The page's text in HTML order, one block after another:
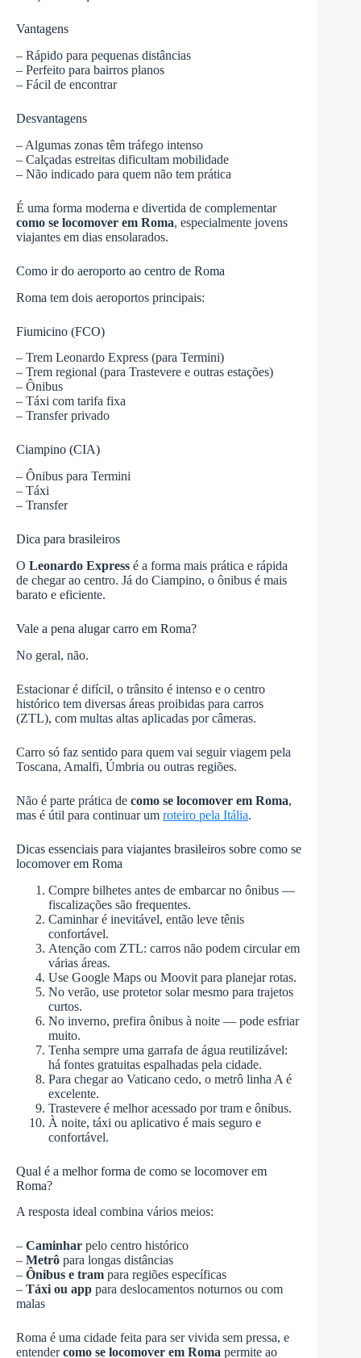
Vantagens
– Rápido para pequenas distâncias
– Perfeito para bairros planos
– Fácil de encontrar
Desvantagens
– Algumas zonas têm tráfego intenso
– Calçadas estreitas dificultam mobilidade
– Não indicado para quem não tem prática
É uma forma moderna e divertida de complementar
como se locomover em Roma, especialmente jovens
viajantes em dias ensolarados.
Como ir do aeroporto ao centro de Roma
Roma tem dois aeroportos principais:
Fiumicino (FCO)
– Trem Leonardo Express (para Termini)
– Trem regional (para Trastevere e outras estações)
– Ônibus
– Táxi com tarifa fixa
– Transfer privado
Ciampino (CIA)
– Ônibus para Termini
– Táxi
– Transfer
Dica para brasileiros
O Leonardo Express é a forma mais prática e rápida
de chegar ao centro. Já do Ciampino, o ônibus é mais
barato e eficiente.
Vale a pena alugar carro em Roma?
No geral, não.
Estacionar é difícil, o trânsito é intenso e o centro
histórico tem diversas áreas proibidas para carros
(ZTL), com multas altas aplicadas por câmeras.
Carro só faz sentido para quem vai seguir viagem pela
Toscana, Amalfi, Úmbria ou outras regiões.
Não é parte prática de como se locomover em Roma,
mas é útil para continuar um roteiro pela Itália.
Dicas essenciais para viajantes brasileiros sobre como se
locomover em Roma
Compre bilhetes antes de embarcar no ônibus —
fiscalizações são frequentes.
Caminhar é inevitável, então leve tênis
confortável.
Atenção com ZTL: carros não podem circular em
várias áreas.
Use Google Maps ou Moovit para planejar rotas.
No verão, use protetor solar mesmo para trajetos
curtos.
No inverno, prefira ônibus à noite — pode esfriar
muito.
Tenha sempre uma garrafa de água reutilizável:
há fontes gratuitas espalhadas pela cidade.
Para chegar ao Vaticano cedo, o metrô linha A é
excelente.
Trastevere é melhor acessado por tram e ônibus.
À noite, táxi ou aplicativo é mais seguro e
confortável.
Qual é a melhor forma de como se locomover em
Roma?
A resposta ideal combina vários meios:
– Caminhar pelo centro histórico
– Metrô para longas distâncias
– Ônibus e tram para regiões específicas
– Táxi ou app para deslocamentos noturnos ou com
malas
Roma é uma cidade feita para ser vivida sem pressa, e
entendercomo se locomover em Roma permite ao